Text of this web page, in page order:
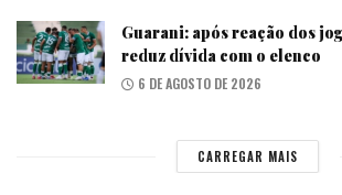
Guarani: após reação dos
reduz dívida com o elenco
6 DE AGOSTO DE 2026
CARREGAR MAIS